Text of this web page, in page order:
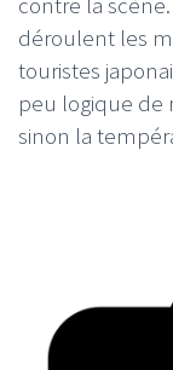
déroulent les
touristes
peu logique de
sinon la